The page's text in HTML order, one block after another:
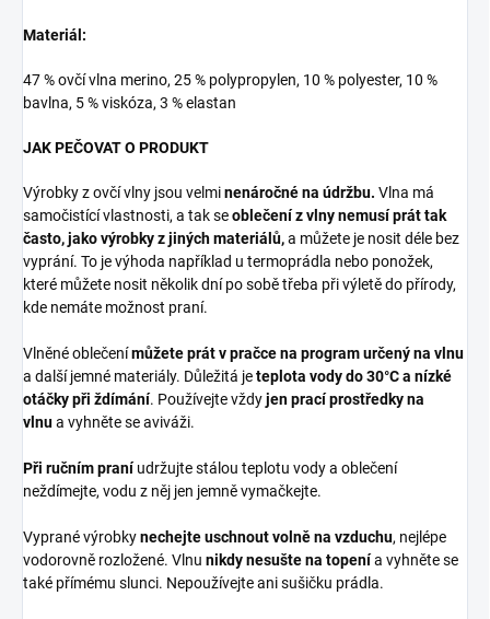
Materiál:
47 % ovčí vlna merino, 25 % polypropylen, 10 % polyester, 10 %
bavlna, 5 % viskóza, 3 % elastan
JAK PEČOVAT O PRODUKT
Výrobky z ovčí vlny jsou velminenáročné na údržbu. Vlna má
samočistící vlastnosti, a tak seoblečení z vlny nemusí prát tak
často, jako výrobky z jiných materiálů,a můžete je nosit déle bez
vyprání. To je výhoda například u termoprádla nebo ponožek,
které můžete nosit několik dní po sobě třeba při výletě do přírody,
kde nemáte možnost praní.
Vlněné oblečenímůžete prát v pračce na program určený na vlnu
a další jemné materiály. Důležitá jeteplota vody do 30°C a nízké
otáčky při ždímání. Používejte vždyjen prací prostředky na
vlnua vyhněte se aviváži.
Při ručním praníudržujte stálou teplotu vody a oblečení
neždímejte, vodu z něj jen jemně vymačkejte.
Vyprané výrobkynechejte uschnout volně na vzduchu, nejlépe
vodorovně rozložené. Vlnu nikdy nesušte na topenía vyhněte se
také přímému slunci. Nepoužívejte ani sušičku prádla.